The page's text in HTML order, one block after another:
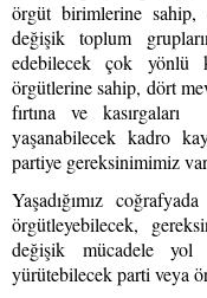
örgüt birimlerine sahip,
değişik toplum
edebilecek çok yönlü
örgütlerine sahip, dört
fırtına ve kasırgaları
yaşanabilecek kadro
partiye gereksinimimiz
Yaşadığımız
örgütleyebilecek,
değişik mücadele
yürütebilecek parti veya